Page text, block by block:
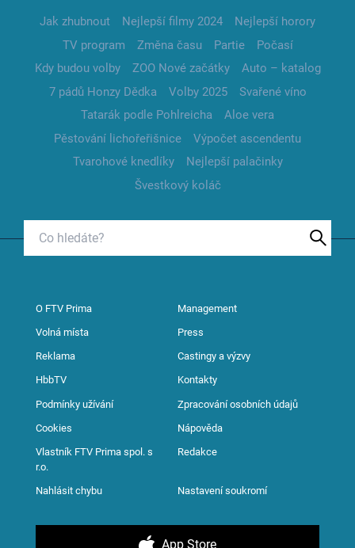
Jak zhubnout Nejlepší filmy 2024
Nejlepší horory
TV program
Změna času Partie
Počasí
Kdy budou volby
ZOO Nové začátky
Auto – katalog
7 pádů Honzy Dědka
Volby 2025
Svařené víno
Tatarák podle Pohlreicha
Aloe vera
Pěstování lichořeřišnice
Výpočet ascendentu
Tvarohové knedlíky
Nejlepší palačinky
Švestkový koláč
O FTV Prima Management
Volná místa Press
Reklama Castingy a výzvy
HbbTV Kontakty
Podmínky užívání Zpracování osobních údajů
Cookies Nápověda
Vlastník FTV Prima spol. s
r.o.
Redakce
Nahlásit chybu Nastavení soukromí
App Store